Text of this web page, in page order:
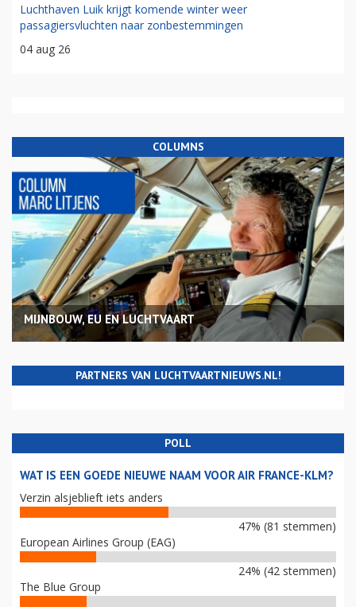
Luchthaven Luik krijgt komende winter weer
passagiersvluchten naar zonbestemmingen
04 aug 26
COLUMNS
MIJNBOUW, EU EN LUCHTVAART
PARTNERS VAN LUCHTVAARTNIEUWS.NL!
POLL
WAT IS EEN GOEDE NIEUWE NAAM VOOR AIR FRANCE-KLM?
Verzin alsjeblieft iets anders
47% (81 stemmen)
European Airlines Group (EAG)
24% (42 stemmen)
The Blue Group